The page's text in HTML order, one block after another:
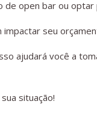
open bar ou optar
seu
ajudará você a
situação!